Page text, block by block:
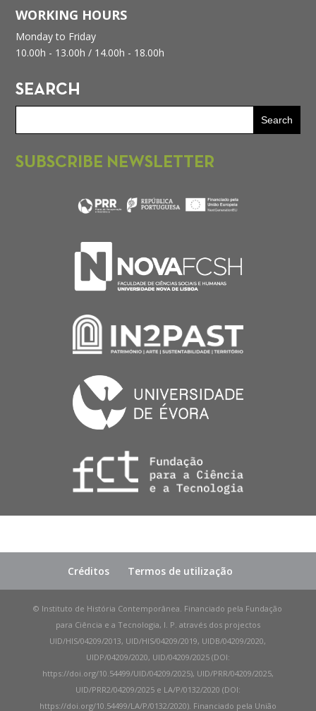
WORKING HOURS
Monday to Friday
10.00h - 13.00h / 14.00h - 18.00h
SEARCH
SUBSCRIBE NEWSLETTER
Créditos Termos de utilização
© Instituto de História Contemporânea. Financiado pela Fundação
para Ciência e a Tecnologia, I. P. através dos projectos
UID/HIS/04209/2013, UID/HIS/04209/2019, UIDB/04209/2020,
UIDP/04209/2020, UID/04209/2025 (DOI:
https://doi.org/10.54499/UID/04209/2025), UID/PRR/04209/2025,
UID/PRR2/04209/2025 e LA/P/0132/2020 (DOI:
https://doi.org/10.54499/LA/P/0132/2020). Financiado pela União